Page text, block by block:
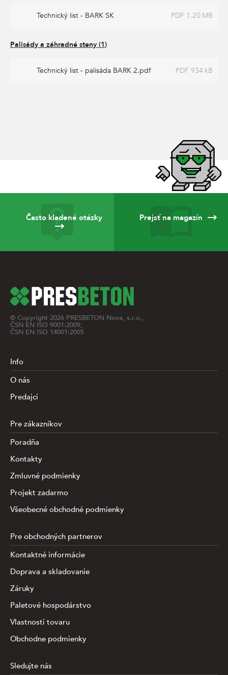
Táto stránka využíva súbory cookies na zhromažďovanie a
Technický list - BARK SK PDF 1.20 MB
Palisády a záhradné steny (1)
Technický list - palisáda BARK 2.pdf PDF 934 kB
Často kladené otázky Prejsť na magazín
© Copyright 2026 PRESBETON Nova, s.r.o.,
ČSN EN ISO 9001:2009,
ČSN EN ISO 14001:2005
Info
O nás
Predajci
Pre zákazníkov
Poradňa
Kontakty
Zmluvné podmienky
Projekt zadarmo
Všeobecné obchodné podmienky
Pre obchodných partnerov
Kontaktné informácie
Doprava a skladovanie
Záruky
Paletové hospodárstvo
Vlastnosti tovaru
Obchodne podmienky
Sledujte nás